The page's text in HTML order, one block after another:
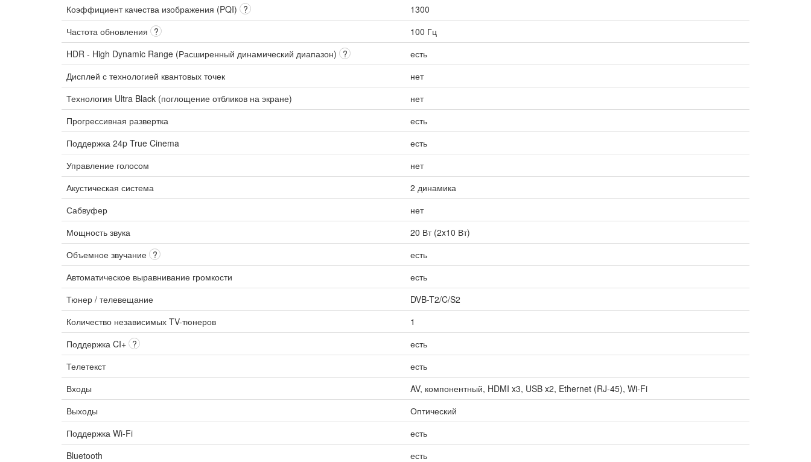
Коэффициент качества изображения (PQI) ?
1300
Частота обновления ?
100 Гц
HDR - High Dynamic Range (Расширенный динамический диапазон) ?
есть
Дисплей с технологией квантовых точек
нет
Технология Ultra Black (поглощение отбликов на экране)
нет
Прогрессивная развертка
есть
Поддержка 24p True Cinema
есть
Управление голосом
нет
Акустическая система
2 динамика
Сабвуфер
нет
Мощность звука
20 Вт (2x10 Вт)
Объемное звучание ?
есть
Автоматическое выравнивание громкости
есть
Тюнер / телевещание
DVB-T2/C/S2
Количество независимых TV-тюнеров
1
Поддержка CI+ ?
есть
Телетекст
есть
Входы
AV, компонентный, HDMI x3, USB x2, Ethernet (RJ-45), Wi-Fi
Выходы
Оптический
Поддержка Wi-Fi
есть
Bluetooth
есть